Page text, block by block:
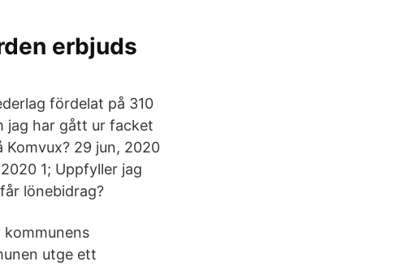
erbjuds
fördelat på 310
jag har gått ur facket
Komvux? 29 jun, 2020
1; Uppfyller jag
lönebidrag?
kommunens
utge ett